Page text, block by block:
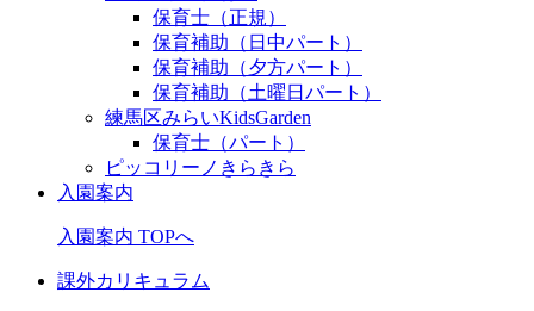
保育士（正規）
保育補助（日中パート）
保育補助（夕方パート）
保育補助（土曜日パート）
練馬区みらいKidsGarden
保育士（パート）
ピッコリーノきらきら
入園案内
入園案内 TOPへ
課外カリキュラム